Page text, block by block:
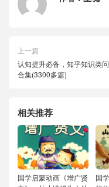
上一篇
认知提升必备，知乎知识类
合集(3300多篇)
相关推荐
国学启蒙动画《增广贤
国